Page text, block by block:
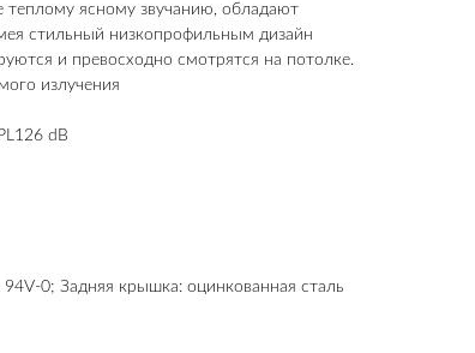
теплому ясному звучанию, обладают
стильный низкопрофильным дизайн
и превосходно смотрятся на потолке.
излучения
dB
0; Задняя крышка: оцинкованная сталь